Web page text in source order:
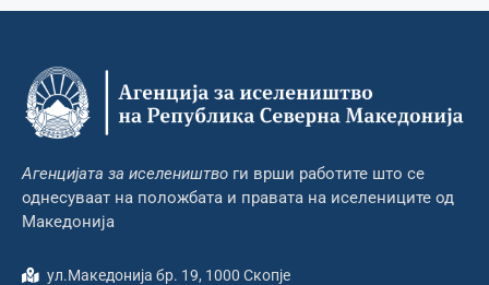
Агенцијата за иселеништво ги врши работите што се
однесуваат на положбата и правата на иселениците од
Македонија
ул.Македонија бр. 19, 1000 Скопје